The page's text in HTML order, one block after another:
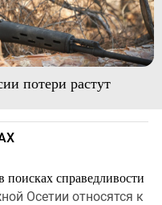
потери растут
поисках справедливости
Осетии относятся к